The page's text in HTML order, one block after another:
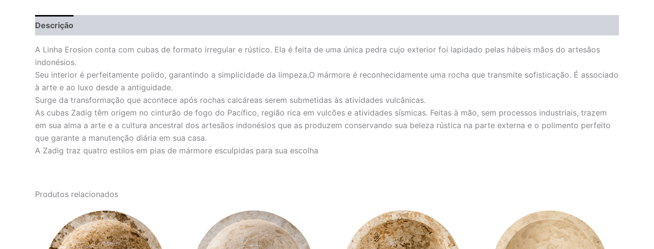
Descrição
A Linha Erosion conta com cubas de formato irregular e rústico. Ela é feita de uma única pedra cujo exterior foi lapidado pelas hábeis mãos do artesãos
indonésios.
Seu interior é perfeitamente polido, garantindo a simplicidade da limpeza.O mármore é reconhecidamente uma rocha que transmite sofisticação. É associado
à arte e ao luxo desde a antiguidade.
Surge da transformação que acontece após rochas calcáreas serem submetidas às atividades vulcânicas.
As cubas Zadig têm origem no cinturão de fogo do Pacífico, região rica em vulcões e atividades sísmicas. Feitas à mão, sem processos industriais, trazem
em sua alma a arte e a cultura ancestral dos artesãos indonésios que as produzem conservando sua beleza rústica na parte externa e o polimento perfeito
que garante a manutenção diária em sua casa.
A Zadig traz quatro estilos em pias de mármore esculpidas para sua escolha
Produtos relacionados
preço
original
era:
R$ 2.423,00.
preço
atual
é:
R$ 2.019,00.
preço
original
era:
R$ 3.102,00.
preço
atual
é:
R$ 2.585,00.
preço
original
era:
R$ 2.754,00.
O
preço
atual
é:
R$ 2.295,00.
preço
original
era:
R$ 3.492,00.
preço
atual
é:
R$ 2.910,00.